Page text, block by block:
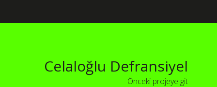
Celaloğlu Defransiyel
Önceki projeye git